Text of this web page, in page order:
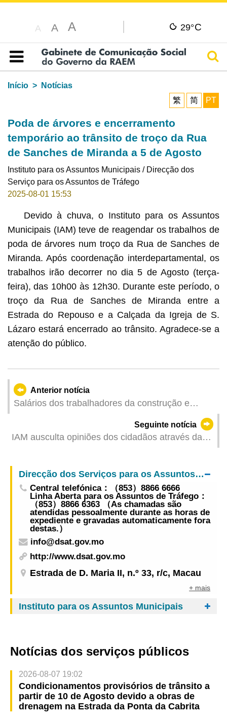
A A A 29°C
Índice
Início
Notícias
繁
简 PT
Poda de árvores e encerramento
temporário ao trânsito de troço da Rua
de Sanches de Miranda a 5 de Agosto
Instituto para os Assuntos Municipais / Direcção dos
Serviço para os Assuntos de Tráfego
2025-08-01 15:53
Devido à chuva, o Instituto para os Assuntos
Municipais (IAM) teve de reagendar os trabalhos de
poda de árvores num troço da Rua de Sanches de
Miranda. Após coordenação interdepartamental, os
trabalhos irão decorrer no dia 5 de Agosto (terça-
feira), das 10h00 às 12h30. Durante este período, o
troço da Rua de Sanches de Miranda entre a
Estrada do Repouso e a Calçada da Igreja de S.
Lázaro estará encerrado ao trânsito. Agradece-se a
atenção do público.
Anterior notícia
Salários dos trabalhadores da construção e
preços dos materiais de construção referentes ao
Seguinte notícia
IAM ausculta opiniões dos cidadãos através da
Conselho de Administração na segunda-feira
Direcção dos Serviços para os Assuntos de Tráfego
Central telefónica：（853）8866 6666
Linha Aberta para os Assuntos de Tráfego：
（853）8866 6363 （As chamadas são
atendidas pessoalmente durante as horas de
expediente e gravadas automaticamente fora
destas.）
info@dsat.gov.mo
http://www.dsat.gov.mo
Estrada de D. Maria II, n.º 33, r/c, Macau
+ mais
Instituto para os Assuntos Municipais
Notícias dos serviços públicos
2026-08-07 19:02
Condicionamentos provisórios de trânsito a
partir de 10 de Agosto devido a obras de
drenagem na Estrada da Ponta da Cabrita